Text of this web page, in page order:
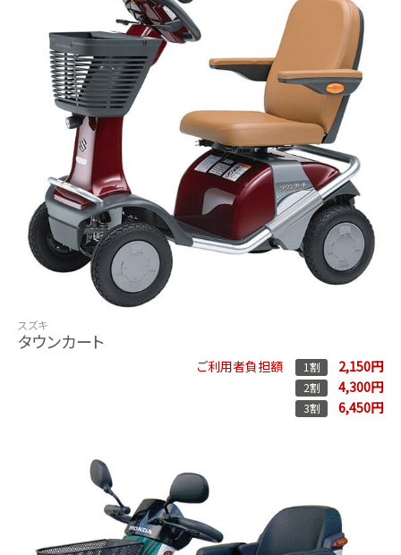
スズキ
タウンカート
ご利用者負担額 1割 2,150円
2割 4,300円
3割 6,450円